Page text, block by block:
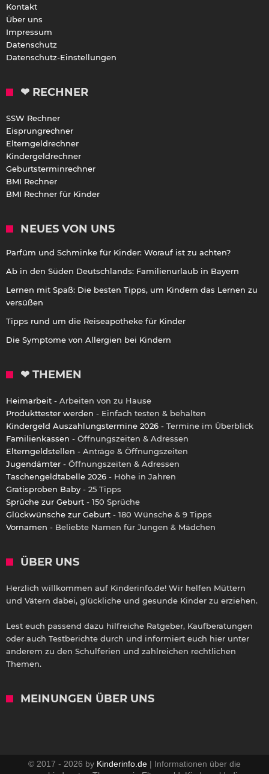
Kontakt
Über uns
Impressum
Datenschutz
Datenschutz-Einstellungen
❤ RECHNER
SSW Rechner
Eisprungrechner
Elterngeldrechner
Kindergeldrechner
Geburtsterminrechner
BMI Rechner
BMI Rechner für Kinder
NEUES VON UNS
Parfüm und Schminke für Kinder: Worauf ist zu achten?
Ab in den Süden Deutschlands: Familienurlaub in Bayern
Lernen mit Spaß: Die besten Tipps, um Kindern das Lernen zu
versüßen
Tipps rund um die Reiseapotheke für Kinder
Die Symptome von Allergien bei Kindern
❤ THEMEN
Heimarbeit - Arbeiten von zu Hause
Produkttester werden - Einfach testen & behalten
Kindergeld Auszahlungstermine 2026 - Termine im Überblick
Familienkassen - Öffnungszeiten & Adressen
Elterngeldstellen - Anträge & Öffnungszeiten
Jugendämter - Öffnungszeiten & Adressen
Taschengeldtabelle 2026 - Höhe in Jahren
Gratisproben Baby - 25 Tipps
Sprüche zur Geburt - 150 Sprüche
Glückwünsche zur Geburt - 180 Wünsche & 9 Tipps
Vornamen - Beliebte Namen für Jungen & Mädchen
ÜBER UNS
Herzlich willkommen auf Kinderinfo.de! Wir helfen Müttern
und Vätern dabei, glückliche und gesunde Kinder zu erziehen.
Lest euch passend dazu hilfreiche Ratgeber, Kaufberatungen
oder auch Testberichte durch und informiert euch hier unter
anderem zu den Schulferien und zahlreichen rechtlichen
Themen.
MEINUNGEN ÜBER UNS
© 2017 - 2026 by Kinderinfo.de | Informationen über die